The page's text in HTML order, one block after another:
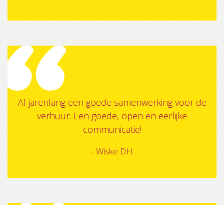
Al jarenlang een goede samenwerking voor de
verhuur. Een goede, open en eerlijke
communicatie!
- Wiske DH